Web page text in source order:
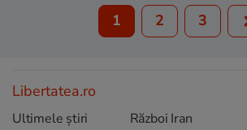
1 2 3
Libertatea.ro
Ultimele știri
Război Iran